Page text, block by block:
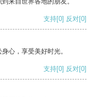
支持[0] 反对[0]
心，享受美好时光。
支持[0] 反对[0]